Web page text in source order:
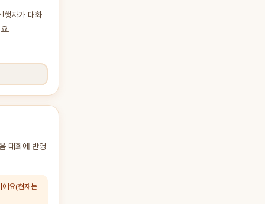
행자가 대화
.
대화에 반영
에요(현재는